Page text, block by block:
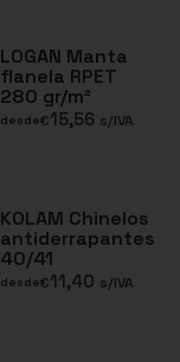
LOGAN Manta
flanela RPET
280 gr/m²
desde€15,56 s/IVA
KOLAM Chinelos
antiderrapantes
40/41
desde€11,40 s/IVA